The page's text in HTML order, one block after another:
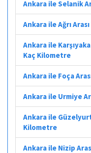
Ankara ile Selanik
Ankara ile Ağrı
Ankara ile
Kaç Kilometre
Ankara ile Foça
Ankara ile Urmiye
Ankara ile
Kilometre
Ankara ile Nizip